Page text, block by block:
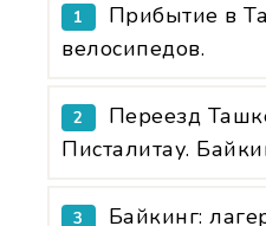
1
Прибытие в
велосипедов.
2
Переезд
Писталитау.
3
Байкинг: